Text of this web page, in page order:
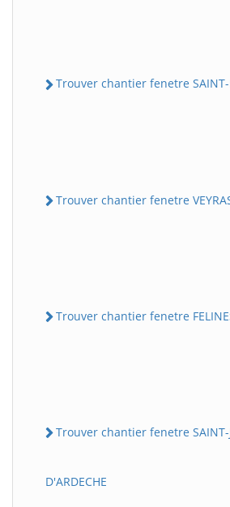
Trouver chantier fenetre SAINT-
Trouver chantier fenetre
Trouver chantier fenetre
Trouver chantier fenetre SAINT-
D'ARDECHE